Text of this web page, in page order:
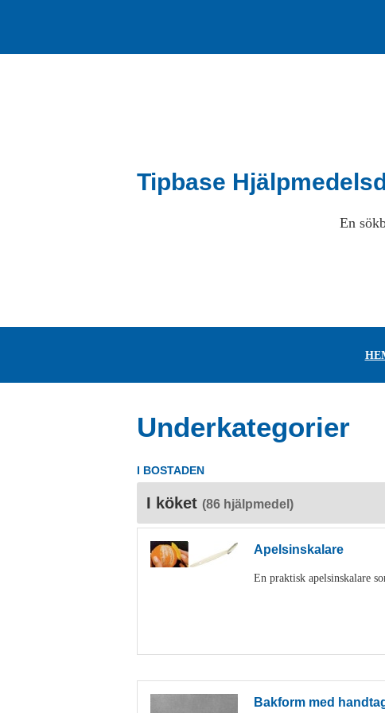
Tipbase
En
Underkategorier
I BOSTADEN
I köket (86 hjälpmedel)
Apelsinskalare
En praktisk apelsinskalare
Bakform med